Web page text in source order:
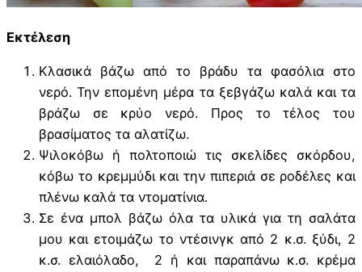
Εκτέλεση
Κλασικά βάζω από το βράδυ τα φασόλια στο
νερό. Την επομένη μέρα τα ξεβγάζω καλά και τα
βράζω σε κρύο νερό. Προς το τέλος του
βρασίματος τα αλατίζω.
Ψιλοκόβω ή πολτοποιώ τις σκελίδες σκόρδου,
κόβω το κρεμμύδι και την πιπεριά σε ροδέλες και
πλένω καλά τα ντοματίνια.
Σε ένα μπολ βάζω όλα τα υλικά για τη σαλάτα
μου και ετοιμάζω το ντέσινγκ από 2 κ.σ. ξύδι, 2
κ.σ. ελαιόλαδο, 2 ή και παραπάνω κ.σ. κρέμα